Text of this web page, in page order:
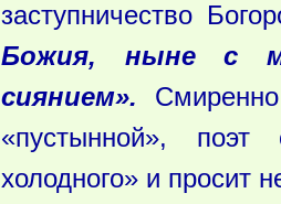
заступничество
Божия, ныне с
сиянием».
«пустынной»,
холодного» и просит